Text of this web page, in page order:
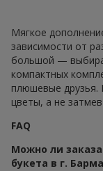
Мягкое
зависимости от
большой —
компактных
плюшевые
цветы, а не
FAQ
Можно ли
букета в г.